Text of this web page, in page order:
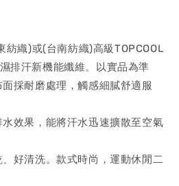
織)或(台南紡織)高級TOPCOOL
排汗新機能纖維。以實品為準
採耐磨處理，觸感細膩舒適服
效果，能將汗水迅速擴散至空氣
好清洗。款式時尚，運動休閒二